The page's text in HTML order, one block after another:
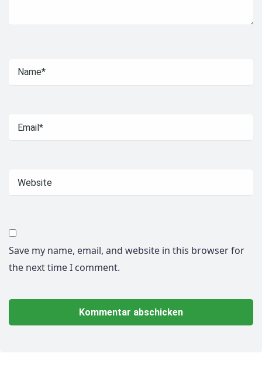
Save my name, email, and website in this browser for
the next time I comment.